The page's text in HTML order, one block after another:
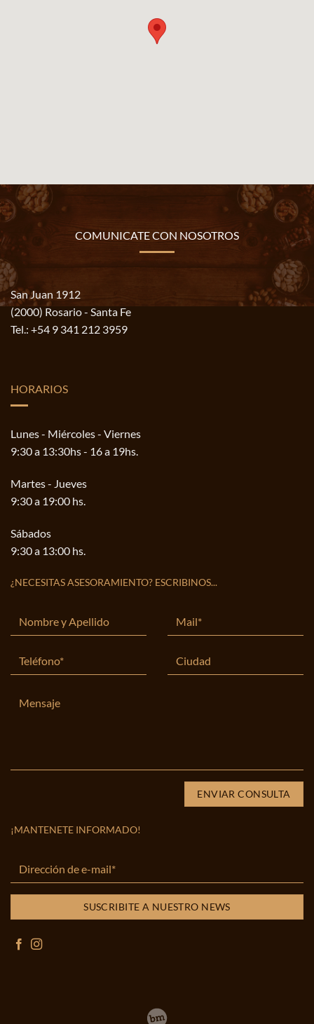
COMUNICATE CON NOSOTROS
San Juan 1912
(2000) Rosario - Santa Fe
Tel.: +54 9 341 212 3959
HORARIOS
Lunes - Miércoles - Viernes
9:30 a 13:30hs - 16 a 19hs.
Martes - Jueves
9:30 a 19:00 hs.
Sábados
9:30 a 13:00 hs.
¿NECESITAS ASESORAMIENTO? ESCRIBINOS...
¡MANTENETE INFORMADO!